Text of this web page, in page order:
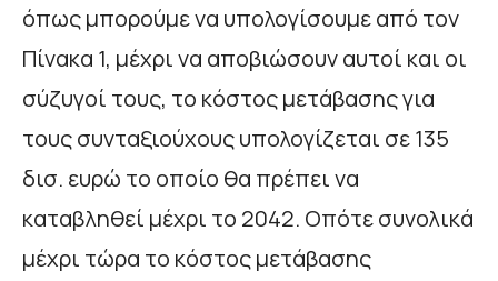
όπως μπορούμε να υπολογίσουμε από τον
Πίνακα 1, μέχρι να αποβιώσουν αυτοί και οι
σύζυγοί τους, το κόστος μετάβασης για
τους συνταξιούχους υπολογίζεται σε 135
δισ. ευρώ το οποίο θα πρέπει να
καταβληθεί μέχρι το 2042. Οπότε συνολικά
μέχρι τώρα το κόστος μετάβασης